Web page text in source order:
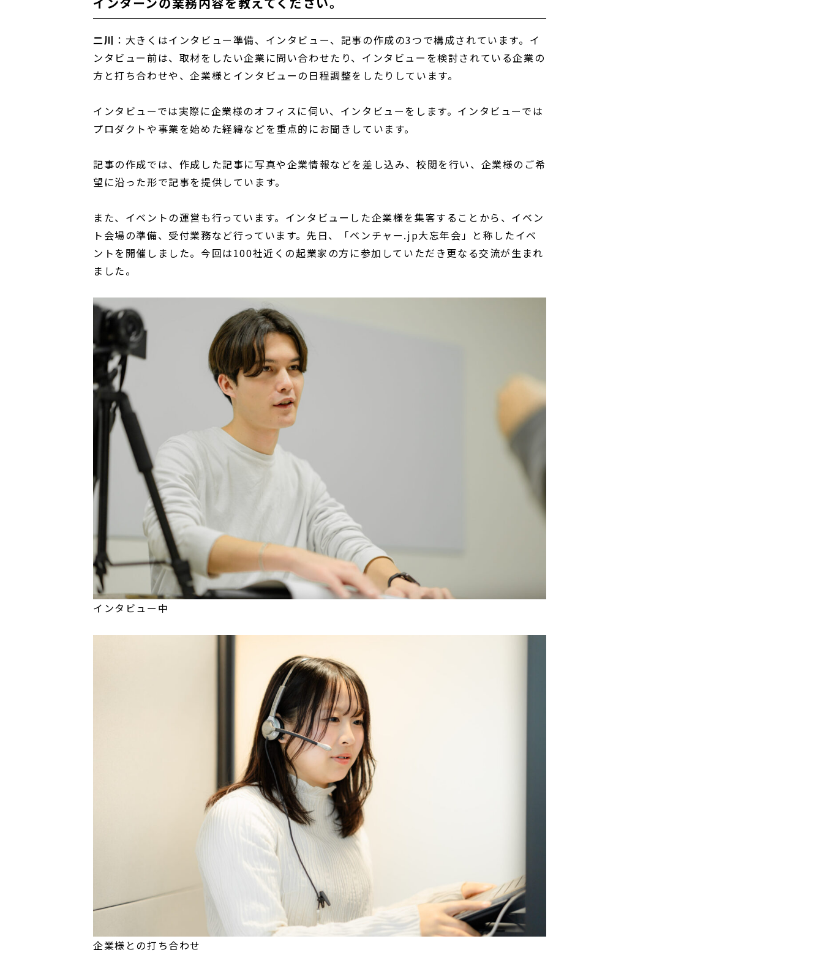
二川 ：大きくはインタビュー準備、インタビュー、記事の作成の3つで構成されています。イ
ンタビュー前は、取材をしたい企業に問い合わせたり、インタビューを検討されている企業の
方と打ち合わせや、企業様とインタビューの日程調整をしたりしています。
インタビューでは実際に企業様のオフィスに伺い、インタビューをします。インタビューでは
プロダクトや事業を始めた経緯などを重点的にお聞きしています。
記事の作成では、作成した記事に写真や企業情報などを差し込み、校閲を行い、企業様のご希
望に沿った形で記事を提供しています。
また、イベントの運営も行っています。インタビューした企業様を集客することから、イベン
ト会場の準備、受付業務など行っています。先日、「ベンチャー.jp大忘年会」と称したイベ
ントを開催しました。今回は100社近くの起業家の方に参加していただき更なる交流が生まれ
ました。
インタビュー中
企業様との打ち合わせ